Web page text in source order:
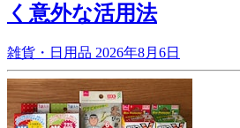
く意外な活用法
雑貨・日用品 2026年8月6日